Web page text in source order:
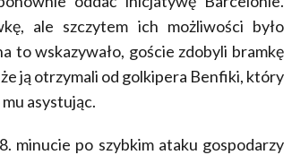
ale szczytem ich możliwości było
to wskazywało, goście zdobyli bramkę
ją otrzymali od golkipera Benfiki, który
asystując.
minucie po szybkim ataku gospodarzy